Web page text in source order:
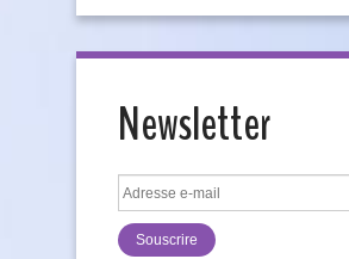
Newsletter
Adresse
e-
mail